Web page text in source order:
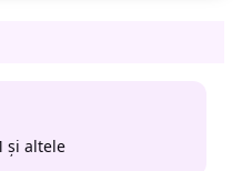
și altele